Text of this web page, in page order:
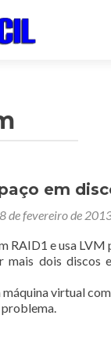
em
de fevereiro de
RAID1 e usa
mais dois discos
virtual
problema.